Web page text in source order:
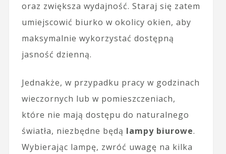
oraz zwiększa wydajność. Staraj się zatem
umiejscowić biurko w okolicy okien, aby
maksymalnie wykorzystać dostępną
jasność dzienną.
Jednakże, w przypadku pracy w godzinach
wieczornych lub w pomieszczeniach,
które nie mają dostępu do naturalnego
światła, niezbędne będą lampy biurowe.
Wybierając lampę, zwróć uwagę na kilka